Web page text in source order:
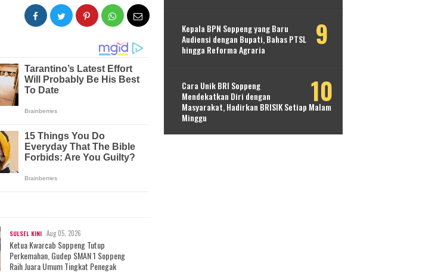
SULSEL KINI Aug 05, 2026
Ketua Kwarcab Soppeng Tutup
Perkemahan, Gudep SMAN 1 Soppeng
Raih Juara Umum Tingkat Penegak
Kepala BPN Soppeng yang Baru
Audiensi dengan Bupati, Bahas PTSL
hingga Reforma Agraria
Cara Unik BRI Soppeng
Mendekatkan Diri dengan
Masyarakat, Hadirkan BRISIK Setiap Malam
Minggu